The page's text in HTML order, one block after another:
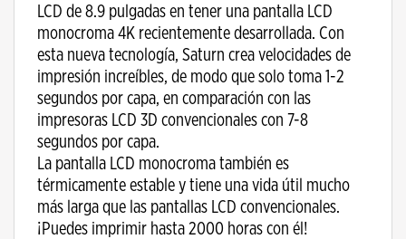
LCD de 8.9 pulgadas en tener una pantalla LCD
monocroma 4K recientemente desarrollada. Con
esta nueva tecnología, Saturn crea velocidades de
impresión increíbles, de modo que solo toma 1-2
segundos por capa, en comparación con las
impresoras LCD 3D convencionales con 7-8
segundos por capa.
La pantalla LCD monocroma también es
térmicamente estable y tiene una vida útil mucho
más larga que las pantallas LCD convencionales.
¡Puedes imprimir hasta 2000 horas con él!